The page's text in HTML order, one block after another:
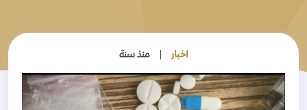
اخبار منذ سنة